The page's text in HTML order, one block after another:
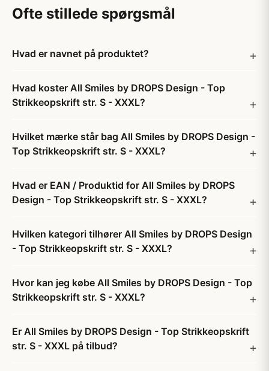
Ofte stillede spørgsmål
Hvad er navnet på produktet?
Hvad koster All Smiles by DROPS Design - Top
Strikkeopskrift str. S - XXXL?
Hvilket mærke står bag All Smiles by DROPS Design -
Top Strikkeopskrift str. S - XXXL?
Hvad er EAN / Produktid for All Smiles by DROPS
Design - Top Strikkeopskrift str. S - XXXL?
Hvilken kategori tilhører All Smiles by DROPS Design
- Top Strikkeopskrift str. S - XXXL?
Hvor kan jeg købe All Smiles by DROPS Design - Top
Strikkeopskrift str. S - XXXL?
Er All Smiles by DROPS Design - Top Strikkeopskrift
str. S - XXXL på tilbud?